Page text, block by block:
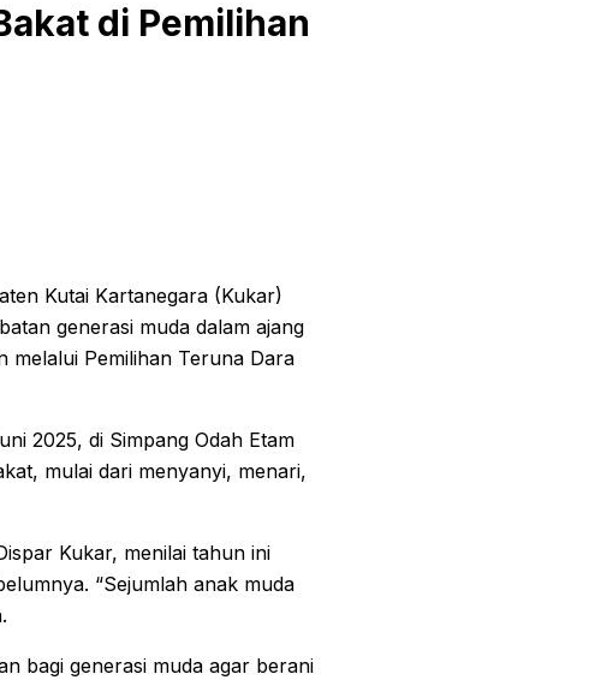
di Pemilihan
Kutai Kartanegara (Kukar)
generasi muda dalam ajang
melalui Pemilihan Teruna Dara
2025, di Simpang Odah Etam
mulai dari menyanyi, menari,
Kukar, menilai tahun ini
“Sejumlah anak muda
bagi generasi muda agar berani